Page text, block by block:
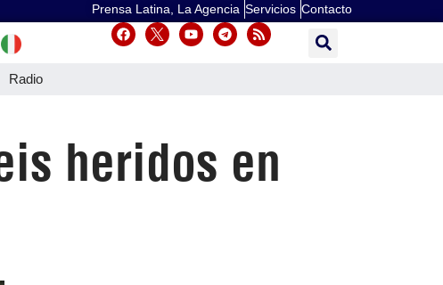
Prensa Latina, La Agencia Servicios Contacto
Radio
heridos en